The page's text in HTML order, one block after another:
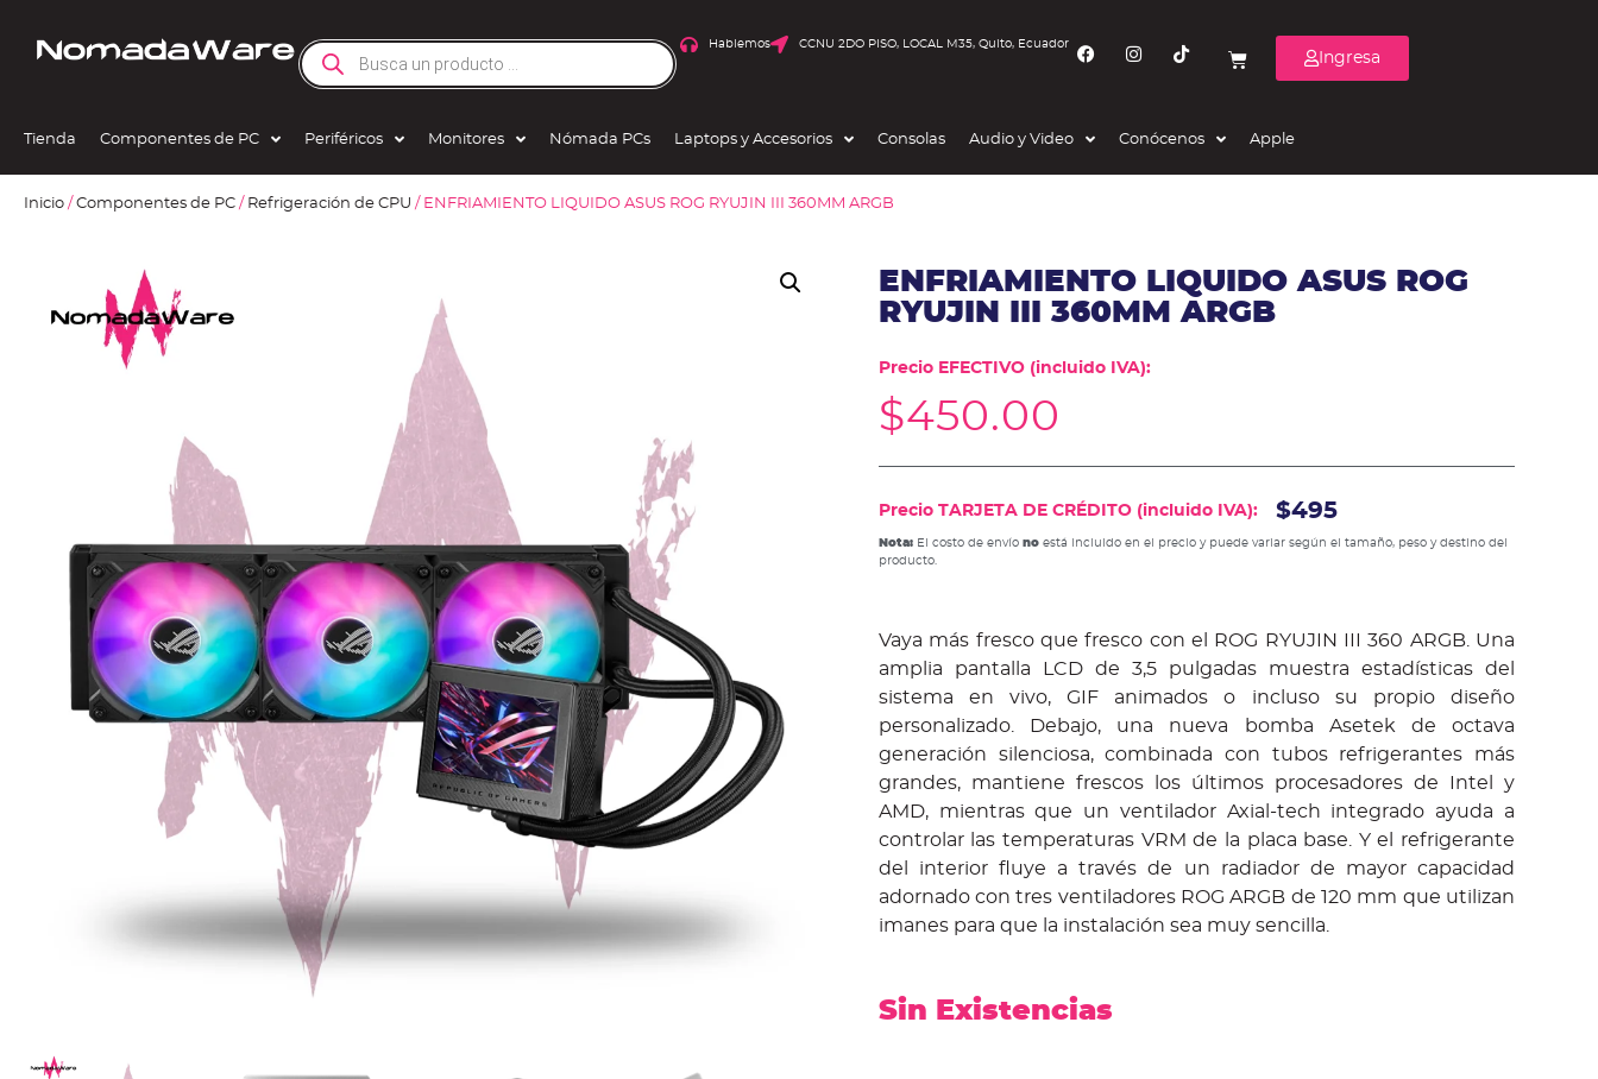
Hablemos CCNU 2DO PISO, LOCAL M35, Quito, Ecuador
Ingresa
Tienda Componentes de PC Periféricos Monitores Nómada PCs Laptops y Accesorios Consolas Audio y Video Conócenos Apple
Inicio / Componentes de PC / Refrigeración de CPU / ENFRIAMIENTO LIQUIDO ASUS ROG RYUJIN III 360MM ARGB
ENFRIAMIENTO LIQUIDO ASUS ROG
RYUJIN III 360MM ARGB
Precio EFECTIVO (incluido IVA):
$450.00
Precio TARJETA DE CRÉDITO (incluido IVA): $495
Nota:El costo de envío noestá incluido en el precio y puede variar según el tamaño, peso y destino del
producto.
Vaya más fresco que fresco con el ROG RYUJIN III 360 ARGB. Una
amplia pantalla LCD de 3,5 pulgadas muestra estadísticas del
sistema en vivo, GIF animados o incluso su propio diseño
personalizado. Debajo, una nueva bomba Asetek de octava
generación silenciosa, combinada con tubos refrigerantes más
grandes, mantiene frescos los últimos procesadores de Intel y
AMD, mientras que un ventilador Axial-tech integrado ayuda a
controlar las temperaturas VRM de la placa base. Y el refrigerante
del interior fluye a través de un radiador de mayor capacidad
adornado con tres ventiladores ROG ARGB de 120 mm que utilizan
imanes para que la instalación sea muy sencilla.
Sin Existencias